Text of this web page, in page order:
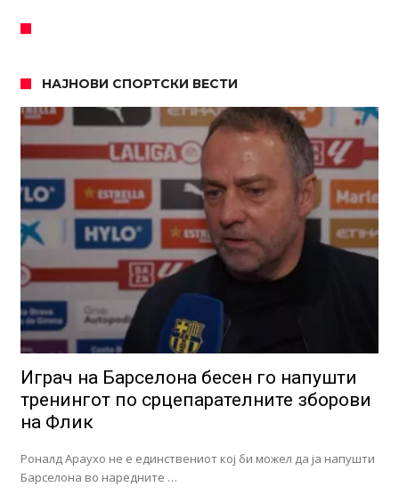
НАЈНОВИ СПОРТСКИ ВЕСТИ
Играч на Барселона бесен го напушти
тренингот по срцепарателните зборови
на Флик
Роналд Араухо не е единствениот кој би можел да ја напушти
Барселона во наредните …